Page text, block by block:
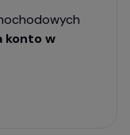
konto w